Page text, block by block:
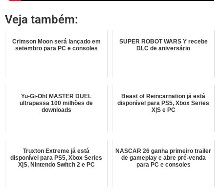
Veja também:
Crimson Moon será lançado em
setembro para PC e consoles
SUPER ROBOT WARS Y recebe
DLC de aniversário
Yu-Gi-Oh! MASTER DUEL
ultrapassa 100 milhões de
downloads
Beast of Reincarnation já está
disponível para PS5, Xbox Series
X|S e PC
Truxton Extreme já está
disponível para PS5, Xbox Series
X|S, Nintendo Switch 2 e PC
NASCAR 26 ganha primeiro trailer
de gameplay e abre pré-venda
para PC e consoles